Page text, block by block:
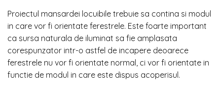
Proiectul mansardei locuibile trebuie sa contina si modul
in care vor fi orientate ferestrele. Este foarte important
ca sursa naturala de iluminat sa fie amplasata
corespunzator intr-o astfel de incapere deoarece
ferestrele nu vor fi orientate normal, ci vor fi orientate in
functie de modul in care este dispus acoperisul.